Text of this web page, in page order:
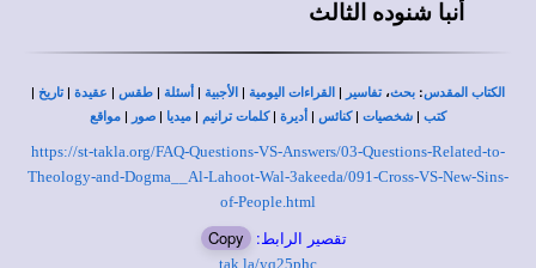
أنبا شنوده الثالث
الكتاب المقدس: بحث،تفاسير | القراءات اليومية | الأجبية | أسئلة | طقس | عقيدة |تاريخ |
كتب | شخصيات |كنائس | أديرة |كلمات ترانيم | ميديا | صور | مواقع
https://st-takla.org/FAQ-Questions-VS-Answers/03-Questions-Related-to-
Theology-and-Dogma__Al-Lahoot-Wal-3akeeda/091-Cross-VS-New-Sins-
of-People.html
تقصير الرابط: Copy
tak.la/yq25phc